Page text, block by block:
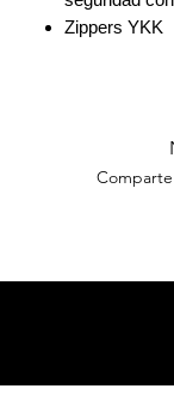
Zippers YKK